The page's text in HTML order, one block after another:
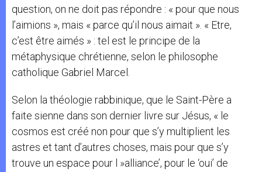
question, on ne doit pas répondre : « pour que nous
l’aimions », mais « parce qu’il nous aimait ». « Etre,
c’est être aimés » : tel est le principe de la
métaphysique chrétienne, selon le philosophe
catholique Gabriel Marcel.
Selon la théologie rabbinique, que le Saint-Père a
faite sienne dans son dernier livre sur Jésus, « le
cosmos est créé non pour que s’y multiplient les
astres et tant d’autres choses, mais pour que s’y
trouve un espace pour l »alliance’, pour le ‘oui’ de